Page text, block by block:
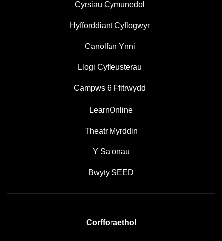
Cyrsiau Cymunedol
Hyfforddiant Cyflogwyr
Canolfan Ynni
Llogi Cyfleusterau
Campws 6 Ffitrwydd
LearnOnline
Theatr Myrddin
Y Salonau
Bwyty SEED
Corfforaethol